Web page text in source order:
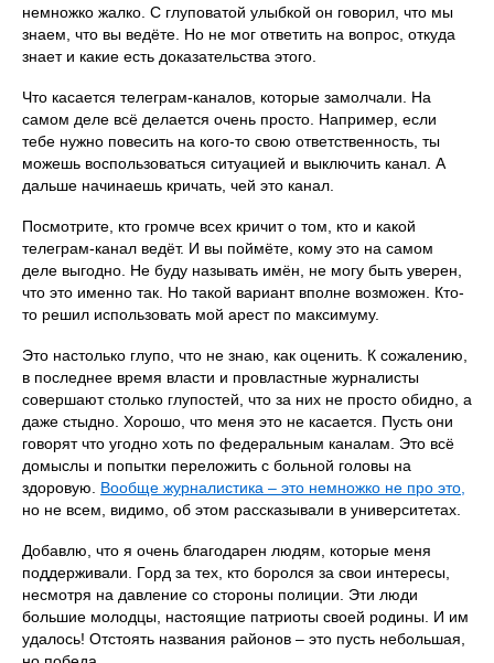
немножко жалко. С глуповатой улыбкой он говорил, что мы
знаем, что вы ведёте. Но не мог ответить на вопрос, откуда
знает и какие есть доказательства этого.
Что касается телеграм-каналов, которые замолчали. На
самом деле всё делается очень просто. Например, если
тебе нужно повесить на кого-то свою ответственность, ты
можешь воспользоваться ситуацией и выключить канал. А
дальше начинаешь кричать, чей это канал.
Посмотрите, кто громче всех кричит о том, кто и какой
телеграм-канал ведёт. И вы поймёте, кому это на самом
деле выгодно. Не буду называть имён, не могу быть уверен,
что это именно так. Но такой вариант вполне возможен. Кто-
то решил использовать мой арест по максимуму.
Это настолько глупо, что не знаю, как оценить. К сожалению,
в последнее время власти и провластные журналисты
совершают столько глупостей, что за них не просто обидно, а
даже стыдно. Хорошо, что меня это не касается. Пусть они
говорят что угодно хоть по федеральным каналам. Это всё
домыслы и попытки переложить с больной головы на
здоровую. Вообще журналистика – это немножко не про это,
но не всем, видимо, об этом рассказывали в университетах.
Добавлю, что я очень благодарен людям, которые меня
поддерживали. Горд за тех, кто боролся за свои интересы,
несмотря на давление со стороны полиции. Эти люди
большие молодцы, настоящие патриоты своей родины. И им
удалось! Отстоять названия районов – это пусть небольшая,